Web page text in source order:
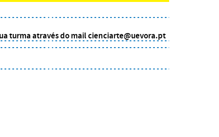
turma através do mailcienciarte@uevora.pt